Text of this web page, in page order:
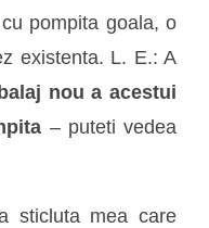
pompita goala, o
existenta. L. E.: A
nou a acestui
– puteti vedea
sticluta mea care